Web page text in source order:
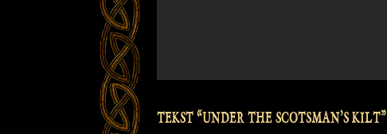
TEKST “UNDER THE SCOTSMAN’S KILT”